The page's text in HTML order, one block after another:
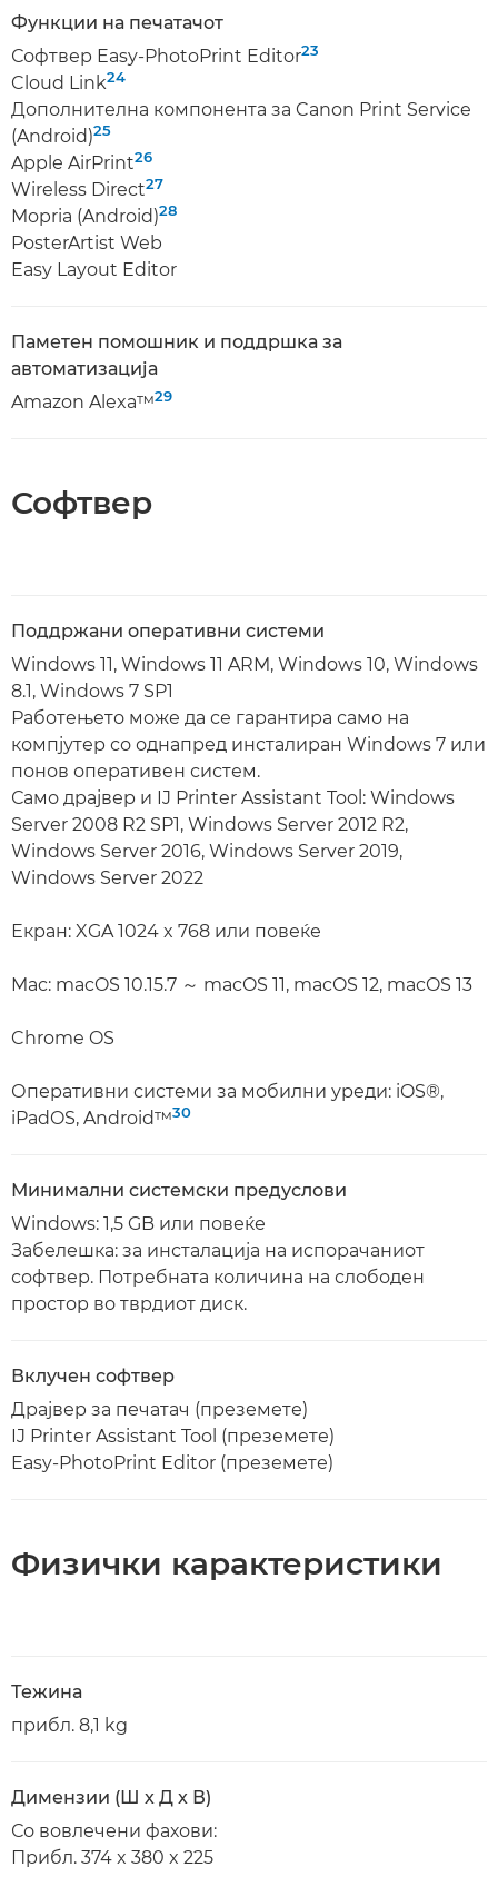
Функции на печатачот
Софтвер Easy-PhotoPrint Editor23
Cloud Link24
Дополнителна компонента за Canon Print Service
(Android)25
Apple AirPrint26
Wireless Direct27
Mopria (Android)28
PosterArtist Web
Easy Layout Editor
Паметен помошник и поддршка за
автоматизација
Amazon Alexa™29
Софтвер
Поддржани оперативни системи
Windows 11, Windows 11 ARM, Windows 10, Windows
8.1, Windows 7 SP1
Работењето може да се гарантира само на
компјутер со однапред инсталиран Windows 7 или
понов оперативен систем.
Само драјвер и IJ Printer Assistant Tool: Windows
Server 2008 R2 SP1, Windows Server 2012 R2,
Windows Server 2016, Windows Server 2019,
Windows Server 2022
Екран: XGA 1024 x 768 или повеќе
Mac: macOS 10.15.7 ～ macOS 11, macOS 12, macOS 13
Chrome OS
Оперативни системи за мобилни уреди: iOS®,
iPadOS, Android™30
Минимални системски предуслови
Windows: 1,5 GB или повеќе
Забелешка: за инсталација на испорачаниот
софтвер. Потребната количина на слободен
простор во тврдиот диск.
Вклучен софтвер
Драјвер за печатач (преземете)
IJ Printer Assistant Tool (преземете)
Easy-PhotoPrint Editor (преземете)
Физички карактеристики
Тежина
прибл. 8,1 kg
Димензии (Ш x Д x В)
Со вовлечени фахови:
Прибл. 374 x 380 x 225